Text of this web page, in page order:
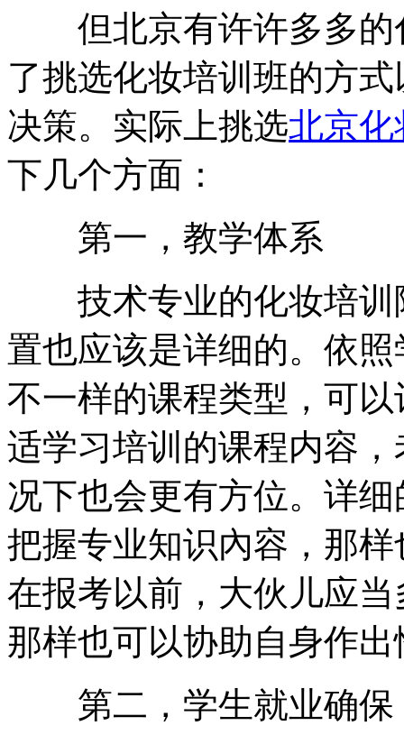
但北京有许许多多的
了挑选化妆培训班的方
决策。实际上挑选北京化
下几个方面：
第一，教学体系
技术专业的化妆培训
置也应该是详细的。依
不一样的课程类型，可
适学习培训的课程内容
况下也会更有方位。详
把握专业知识內容，那
在报考以前，大伙儿应
那样也可以协助自身作
第二，学生就业确保